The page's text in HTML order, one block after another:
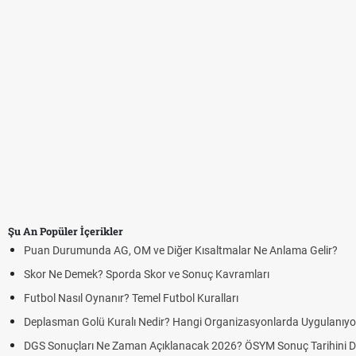
Şu An Popüler İçerikler
Puan Durumunda AG, OM ve Diğer Kısaltmalar Ne Anlama Gelir?
Skor Ne Demek? Sporda Skor ve Sonuç Kavramları
Futbol Nasıl Oynanır? Temel Futbol Kuralları
Deplasman Golü Kuralı Nedir? Hangi Organizasyonlarda
DGS Sonuçları Ne Zaman Açıklanacak 2026? ÖSYM Sonuç Tarihini